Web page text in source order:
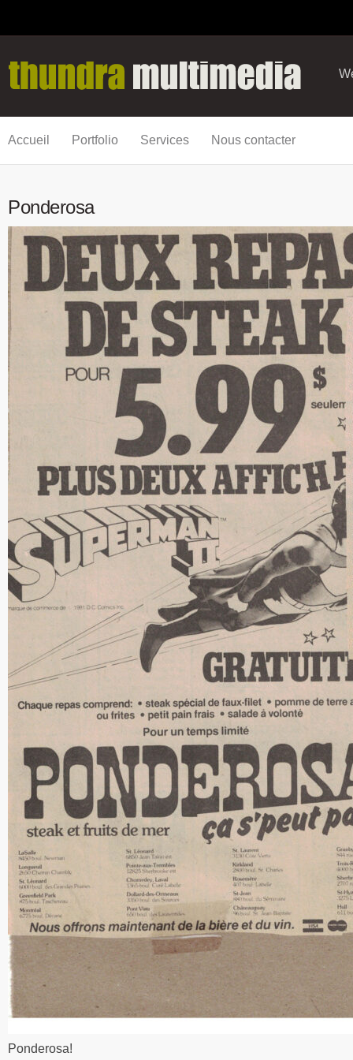
Accueil Portfolio Services Nous contacter
Ponderosa
Ponderosa!